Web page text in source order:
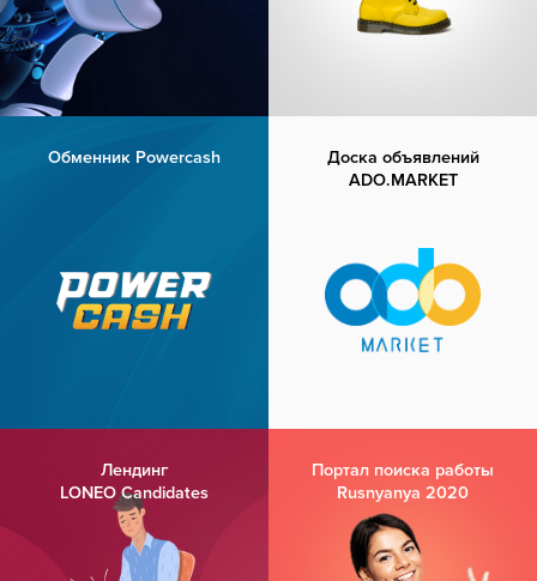
Обменник Powercash
Доска объявлений
ADO.MARKET
Лендинг
LONEO Candidates
Портал поиска работы
Rusnyanya 2020